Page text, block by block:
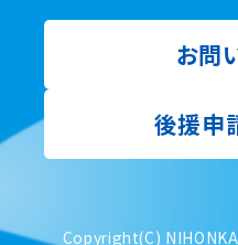
お問
後援申
Copyright(C)